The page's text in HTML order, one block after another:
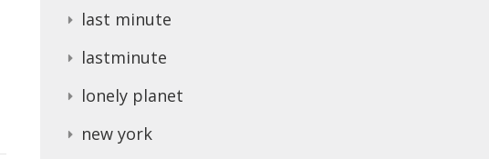
last minute
lastminute
lonely planet
new york